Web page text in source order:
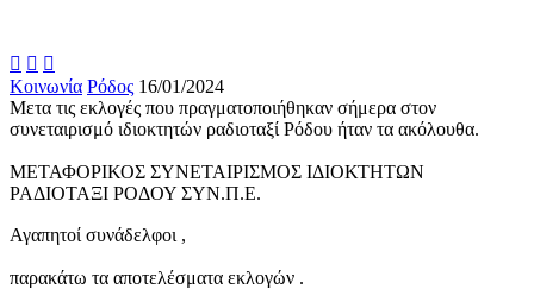
  
Κοινωνία Ρόδος 16/01/2024
Μετα τις εκλογές που πραγματοποιήθηκαν σήμερα στον
συνεταιρισμό ιδιοκτητών ραδιοταξί Ρόδου ήταν τα ακόλουθα.
ΜΕΤΑΦΟΡΙΚΟΣ ΣΥΝΕΤΑΙΡΙΣΜΟΣ ΙΔΙΟΚΤΗΤΩΝ
ΡΑΔΙΟΤΑΞΙ ΡΟΔΟΥ ΣΥΝ.Π.Ε.
Αγαπητοί συνάδελφοι ,
παρακάτω τα αποτελέσματα εκλογών .